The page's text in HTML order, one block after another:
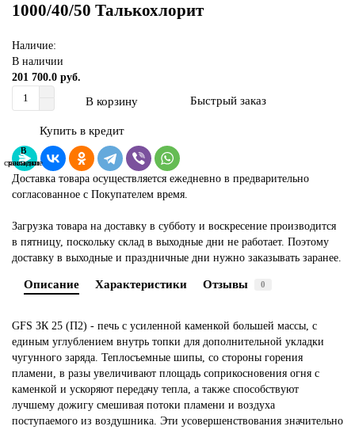
1000/40/50 Талькохлорит
Наличие:
В наличии
201 700.0 руб.
В корзину Быстрый заказ
Купить в кредит
В
закладки
В
сравнение
Доставка товара осуществляется ежедневно в предварительно
согласованное с Покупателем время.
Загрузка товара на доставку в субботу и воскресение производится
в пятницу, поскольку склад в выходные дни не работает. Поэтому
доставку в выходные и праздничные дни нужно заказывать заранее.
Описание Характеристики Отзывы 0
GFS ЗК 25 (П2) - печь с усиленной каменкой большей массы, с
единым углублением внутрь топки для дополнительной укладки
чугунного заряда. Теплосъемные шипы, со стороны горения
пламени, в разы увеличивают площадь соприкосновения огня с
каменкой и ускоряют передачу тепла, а также способствуют
лучшему дожигу смешивая потоки пламени и воздуха
поступаемого из воздушника. Эти усовершенствования значительно